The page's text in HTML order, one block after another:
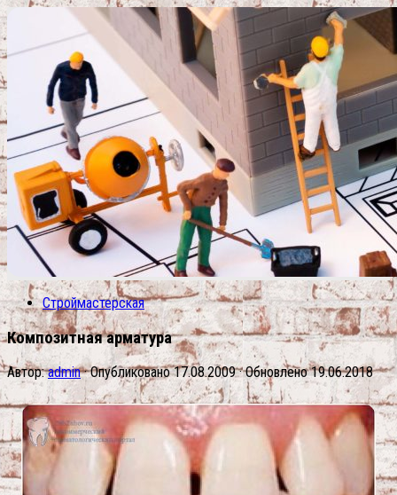
Строймастерская
Композитная арматура
Автор:admin · Опубликовано17.08.2009· Обновлено19.06.2018